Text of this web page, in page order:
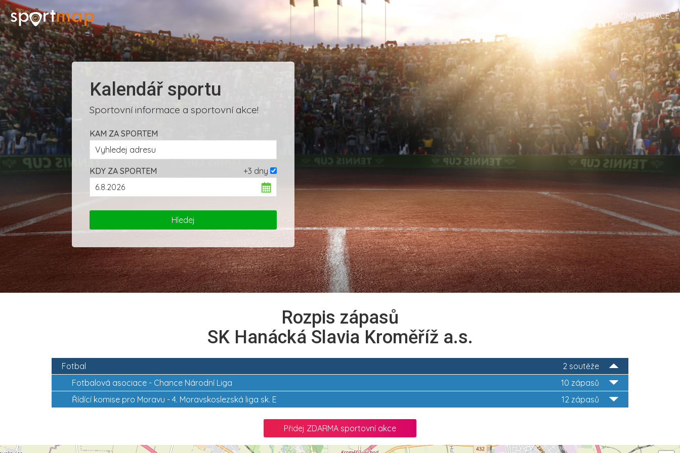
ADMINISTRACE
Kalendář sportu
Sportovní informace a sportovní akce!
KAM ZA SPORTEM
+3 dny
KDY ZA SPORTEM
Rozpis zápasů
SK Hanácká Slavia Kroměříž a.s.
2 soutěže
Fotbal
10 zápasů
Fotbalová asociace - Chance Národní Liga
12 zápasů
Řídící komise pro Moravu - 4. Moravskoslezská liga sk. E
Přidej ZDARMA sportovní akce